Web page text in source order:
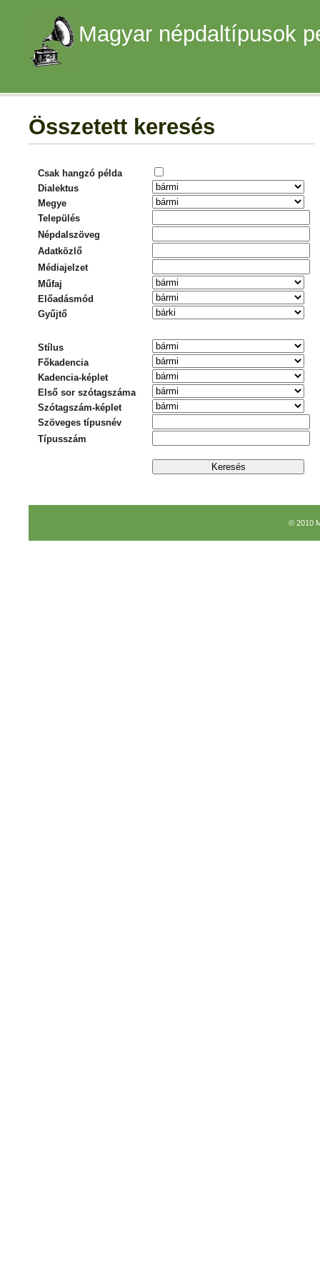
Magyar népdaltípusok
Összetett keresés
Csak hangzó példa
Dialektus
Megye
Település
Népdalszöveg
Adatközlő
Médiajelzet
Műfaj
Előadásmód
Gyűjtő
Stílus
Főkadencia
Kadencia-képlet
Első sor szótagszáma
Szótagszám-képlet
Szöveges típusnév
Típusszám
© 2010